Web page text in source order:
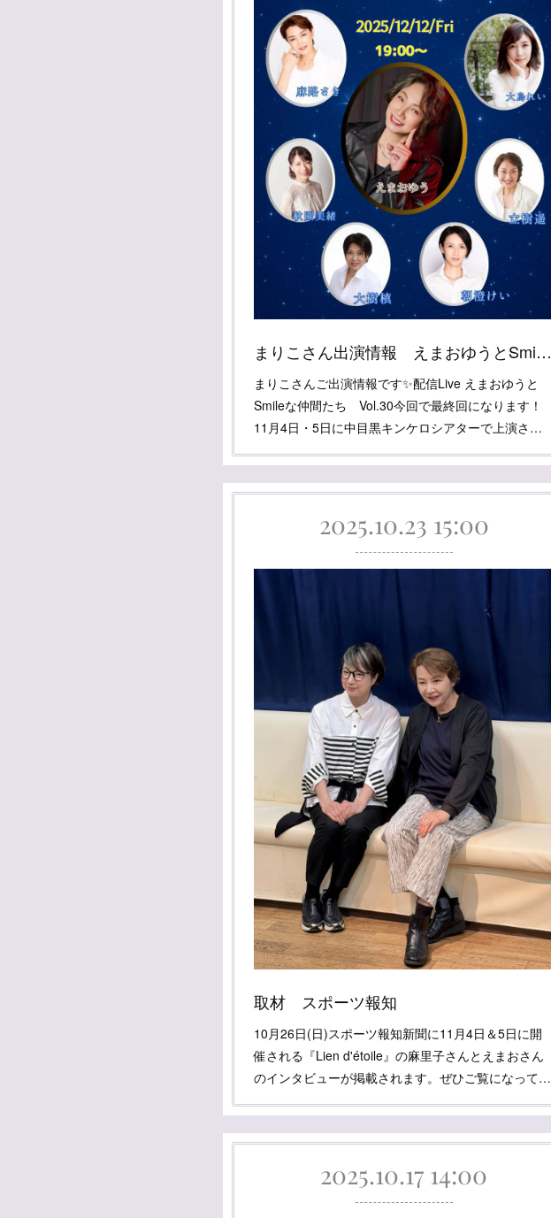
まりこさん出演情報 えまおゆうとSmileな仲間たちVol.30
まりこさんご出演情報です✨配信Live えまおゆうと
Smileな仲間たち Vol.30今回で最終回になります！
11月4日・5日に中目黒キンケロシアターで上演さ…
2025.10.23 15:00
取材 スポーツ報知
10月26日(日)スポーツ報知新聞に11月4日＆5日に開
催される『Lien d'étoile』の麻里子さんとえまおさん
のインタビューが掲載されます。ぜひご覧になって…
2025.10.17 14:00